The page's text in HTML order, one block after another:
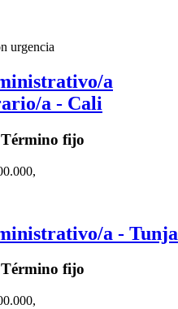
urgencia
a
a - Cali
fijo
a - Tunja
fijo